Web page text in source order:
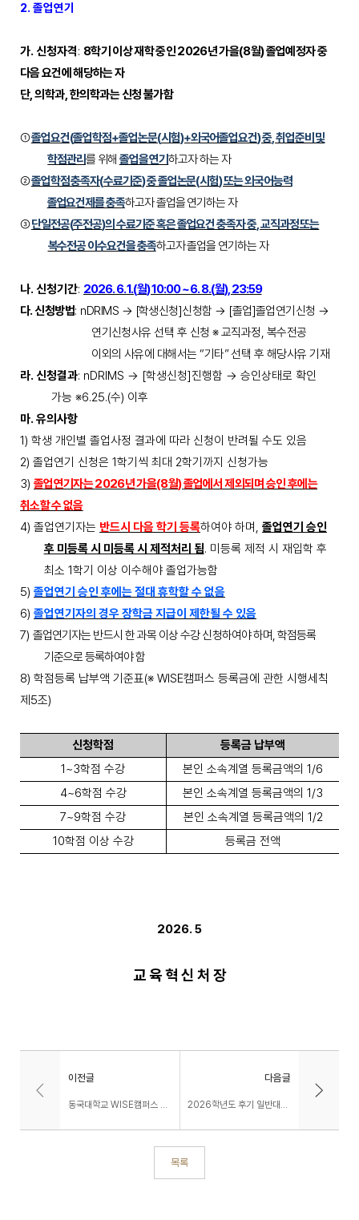
2. 졸업연기
가. 신청자격: 8학기 이상 재학 중인2026년 가을(8월)졸업예정자 중
다음 요건에 해당하는 자
단,의학과,한의학과는 신청 불가함
①졸업요건(졸업학점+졸업논문(시험)+외국어졸업요건)중,취업준비 및
학점관리를 위해 졸업을 연기하고자 하는 자
②졸업학점 충족자(수료기준)중 졸업논문(시험)또는 외국어능력
졸업요건제를 충족하고자 졸업을 연기하는 자
③단일전공(주전공)의 수료기준 혹은 졸업요건 충족자 중,교직과정 또는
복수전공 이수요건을 충족하고자 졸업을 연기하는 자
나. 신청기간: 2026. 6. 1.(월) 10:00 ~ 6. 8.(월), 23:59
다. 신청방법: nDRIMS → [학생신청]신청함 → [졸업]졸업연기신청 →
연기신청사유 선택 후 신청※교직과정, 복수전공
이외의 사유에 대해서는“기타”선택 후 해당사유 기재
라. 신청결과: nDRIMS → [학생신청]진행함 → 승인상태로 확인
가능 ※6.25.(수) 이후
마. 유의사항
1) 학생 개인별 졸업사정 결과에 따라 신청이 반려될 수도 있음
2) 졸업연기 신청은 1학기씩 최대 2학기까지 신청가능
3) 졸업연기자는2026년 가을(8월)졸업에서 제외되며 승인 후에는
취소할 수 없음
4) 졸업연기자는 반드시 다음 학기 등록하여야 하며, 졸업연기 승인
후 미등록 시 미등록 시 제적처리 됨. 미등록 제적 시 재입학 후
최소 1학기 이상 이수해야 졸업가능함
5) 졸업연기 승인 후에는 절대 휴학할 수 없음
6) 졸업연기자의 경우 장학금 지급이 제한될 수 있음
7) 졸업연기자는 반드시 한 과목 이상 수강 신청하여야 하며,학점등록
기준으로 등록하여야 함
8) 학점등록 납부액 기준표(※ WISE캠퍼스 등록금에 관한 시행세칙
제 5조)
신청학점
등록금 납부액
1~3학점 수강 본인 소속계열 등록금액의 1/6
4~6학점 수강 본인 소속계열 등록금액의 1/3
7~9학점 수강 본인 소속계열 등록금액의 1/2
10학점 이상 수강 등록금 전액
2026. 5
교 육 혁 신 처 장
이전글
동국대학교 WISE캠퍼스 2026학년도 여름 계절학기 수업료 납부 안내
다음글
2026학년도 후기 일반대학원 모집안내
목록